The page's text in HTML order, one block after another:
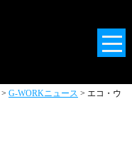
> G-WORKニュース > エコ・ウ